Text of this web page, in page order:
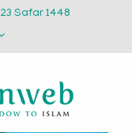
23 Safar 1448